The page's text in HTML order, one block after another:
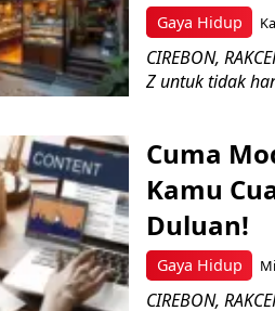
Gaya Hidup
CIREBON,
Z untuk tidak
Gaya Hidup
Cuma
Kamu
Duluan!
CIREBON,